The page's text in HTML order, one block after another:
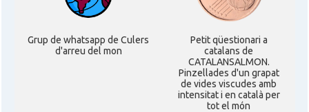
Grup de whatsapp de Culers
d'arreu del mon
Petit qüestionari a
catalans de
CATALANSALMON.
Pinzellades d'un grapat
de vides viscudes amb
intensitat i en català per
tot el món